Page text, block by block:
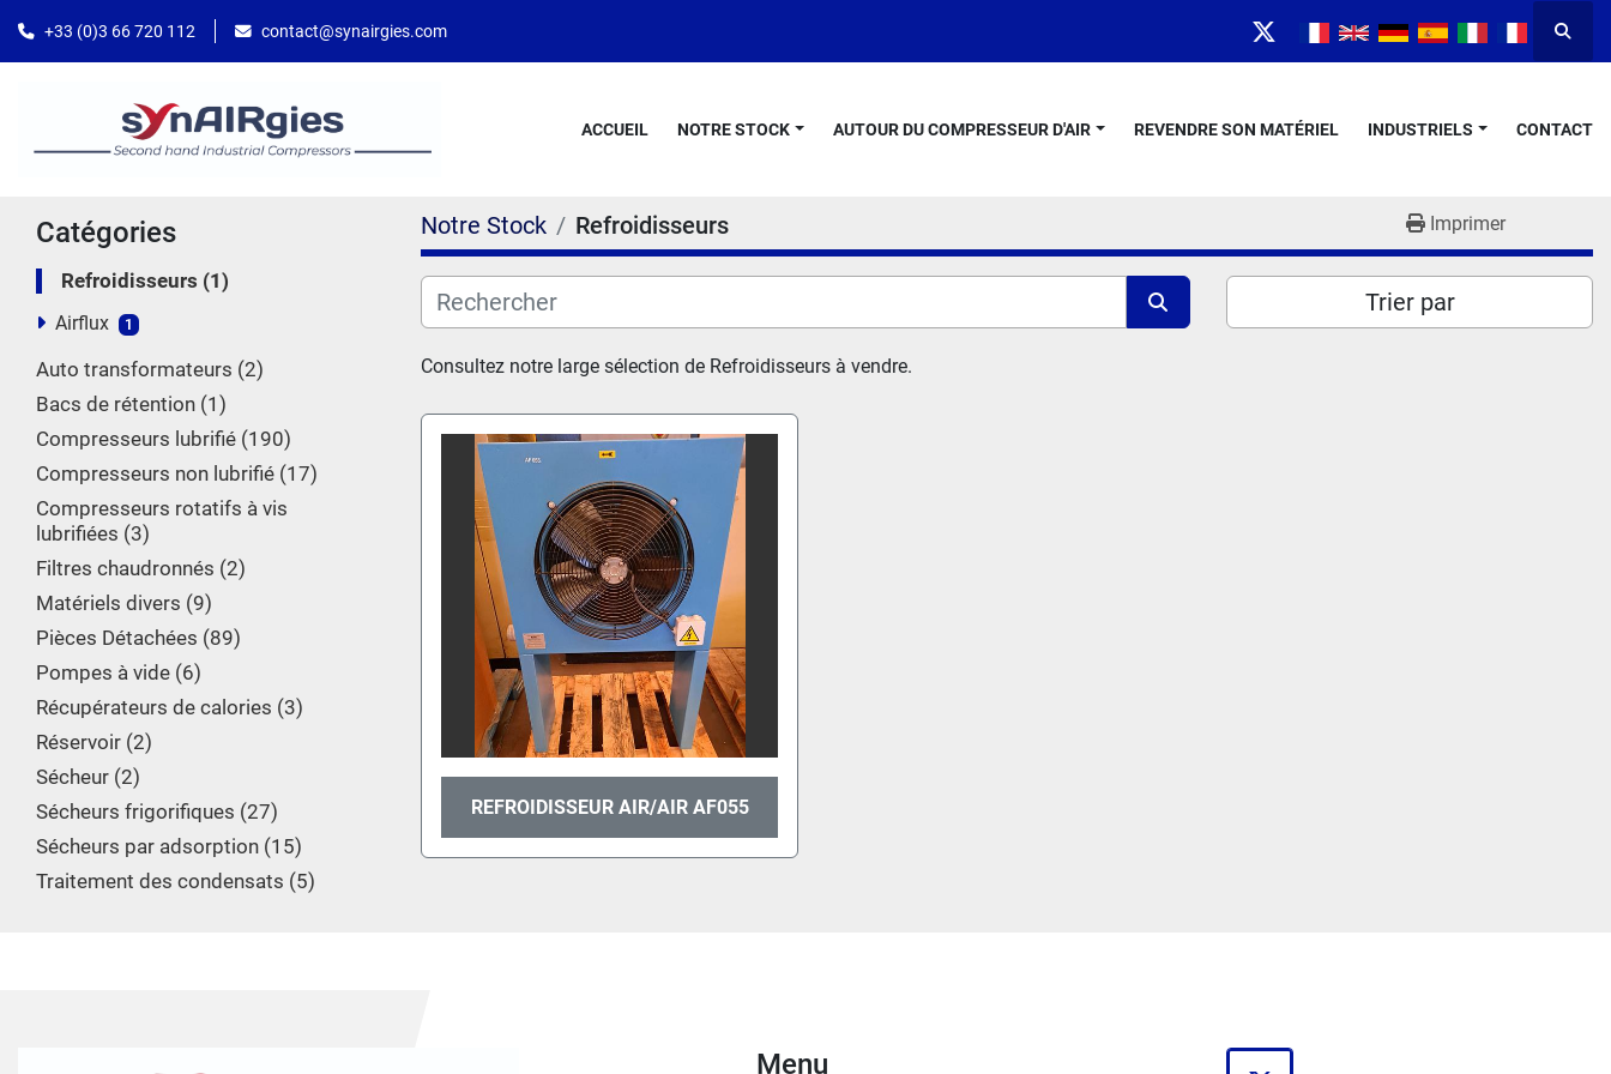
+33 (0)3 66 720 112 contact@synairgies.com
twitter
ACCUEIL NOTRE STOCK AUTOUR DU COMPRESSEUR D'AIR REVENDRE SON MATÉRIEL INDUSTRIELS CONTACT
Catégories
Refroidisseurs 1
Airflux 1
Auto transformateurs 2
Bacs de rétention 1
Compresseurs lubrifié 190
Compresseurs non lubrifié 17
Compresseurs rotatifs à vis
lubrifiées 3
Filtres chaudronnés 2
Matériels divers 9
Pièces Détachées 89
Pompes à vide 6
Récupérateurs de calories 3
Réservoir 2
Sécheur 2
Sécheurs frigorifiques 27
Sécheurs par adsorption 15
Traitement des condensats 5
Notre Stock Refroidisseurs Imprimer
Trier par
Consultez notre large sélection de Refroidisseurs à vendre.
REFROIDISSEUR AIR/AIR AF055
Menu